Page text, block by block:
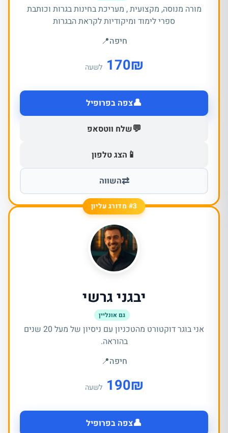
מורה מנוסה, מקצועית , מעריכת בחינות בגרות וכותבת
ספרי לימוד ומיקודיות לקראת הבגרות
חיפה📍
₪
170 לשעה
👤צפה בפרופיל
💬שלח ווטסאפ
📱 הצג טלפון
⇄השווה
#3 מדורג עליון
יבגני גרשי
גם אונליין
אני בוגר דוקטורט מהטכניון עם ניסיון של מעל 20 שנים
בהוראה.
חיפה📍
₪
190 לשעה
👤צפה בפרופיל